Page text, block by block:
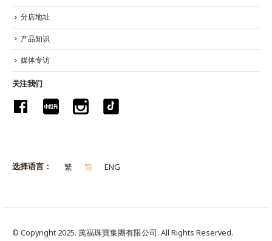
分店地址
产品知识
媒体专访
关注我们
选择语言： 繁 简 ENG
© Copyright 2025. 萬福珠寶集團有限公司. All Rights Reserved.